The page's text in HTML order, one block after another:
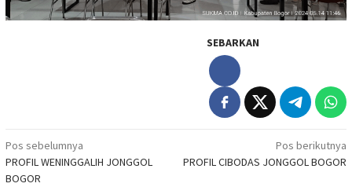
SEBARKAN
Navigasi
pos
Pos sebelumnya
PROFIL WENINGGALIH JONGGOL
BOGOR
Pos berikutnya
PROFIL CIBODAS JONGGOL BOGOR